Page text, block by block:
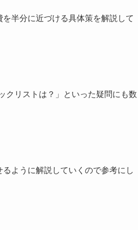
半分に近づける具体策を解説して
クリストは？」といった疑問にも数
ように解説していくので参考にし